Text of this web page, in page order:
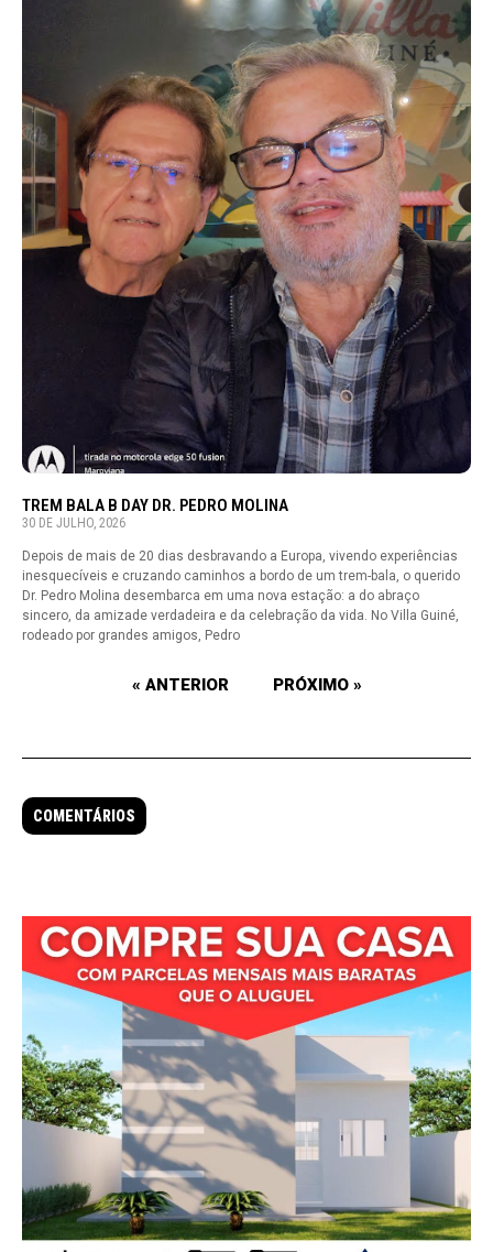
TREM BALA B DAY DR. PEDRO MOLINA
30 DE JULHO, 2026
Depois de mais de 20 dias desbravando a Europa, vivendo experiências
inesquecíveis e cruzando caminhos a bordo de um trem-bala, o querido
Dr. Pedro Molina desembarca em uma nova estação: a do abraço
sincero, da amizade verdadeira e da celebração da vida. No Villa Guiné,
rodeado por grandes amigos, Pedro
« ANTERIOR PRÓXIMO »
COMENTÁRIOS